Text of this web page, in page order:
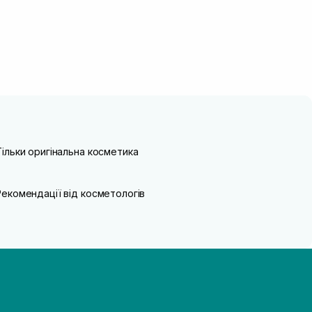
оригінальна косметика
від косметологів